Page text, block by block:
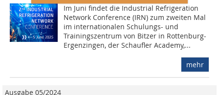
Im Juni findet die Industrial Refrigeration
Network Conference (IRN) zum zweiten Mal
im internationalen Schulungs- und
Trainingszentrum von Bitzer in Rottenburg-
Ergenzingen, der Schaufler Academy,...
mehr
Ausgabe 05/2024